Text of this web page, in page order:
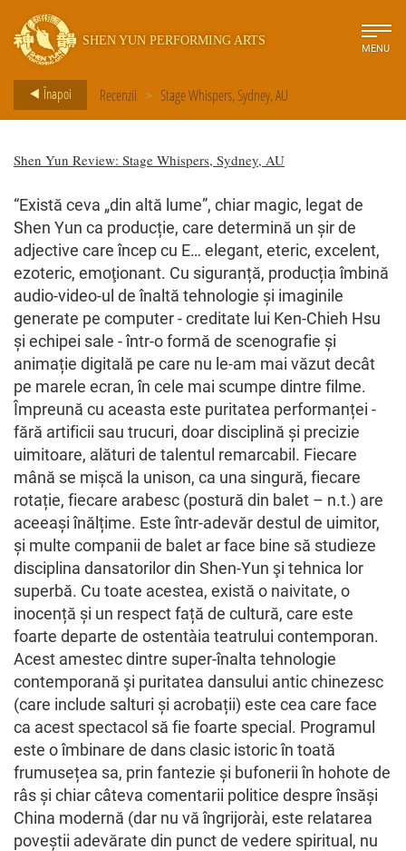
SHEN YUN PERFORMING ARTS
MENU
Înapoi Recenzii > Stage Whispers, Sydney, AU
Shen Yun Review: Stage Whispers, Sydney, AU
“Există ceva „din altă lume”, chiar magic, legat de
Shen Yun ca producție, care determină un șir de
adjective care încep cu E… elegant, eteric, excelent,
ezoteric, emoţionant. Cu siguranță, producția îmbină
audio-video-ul de înaltă tehnologie și imaginile
generate pe computer - creditate lui Ken-Chieh Hsu
și echipei sale - într-o formă de scenografie și
animație digitală pe care nu le-am mai văzut decât
pe marele ecran, în cele mai scumpe dintre filme.
Împreună cu aceasta este puritatea performanței -
fără artificii sau trucuri, doar disciplină și precizie
uimitoare, alături de talentul remarcabil. Fiecare
mână se mișcă la unison, ca una singură, fiecare
rotație, fiecare arabesc (postură din balet – n.t.) are
aceeași înălțime. Este într-adevăr destul de uimitor,
și multe companii de balet ar face bine să studieze
disciplina dansatorilor din Shen-Yun şi tehnica lor
superbă. Cu toate acestea, există o naivitate, o
inocență și un respect față de cultură, care este
foarte departe de ostentaţia teatrului contemporan.
Acest amestec dintre super-înalta tehnologie
contemporană şi puritatea dansului antic chinezesc
(care include salturi și acrobații) este cea care face
ca acest spectacol să fie foarte special. Programul
este o îmbinare de dans clasic istoric în toată
frumusețea sa, prin fantezie și bufonerii în hohote de
râs și chiar câteva comentarii politice despre însăși
China modernă (dar nu vă îngrijoraţi, este relatarea
poveștii adevărate din punct de vedere spiritual, nu